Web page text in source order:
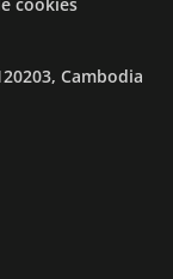
Cambodia